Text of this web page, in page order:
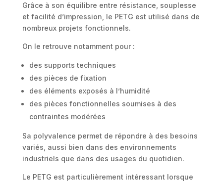
Grâce à son équilibre entre résistance, souplesse
et facilité d’impression, le PETG est utilisé dans de
nombreux projets fonctionnels.
On le retrouve notamment pour :
des supports techniques
des pièces de fixation
des éléments exposés à l’humidité
des pièces fonctionnelles soumises à des
contraintes modérées
Sa polyvalence permet de répondre à des besoins
variés, aussi bien dans des environnements
industriels que dans des usages du quotidien.
Le PETG est particulièrement intéressant lorsque